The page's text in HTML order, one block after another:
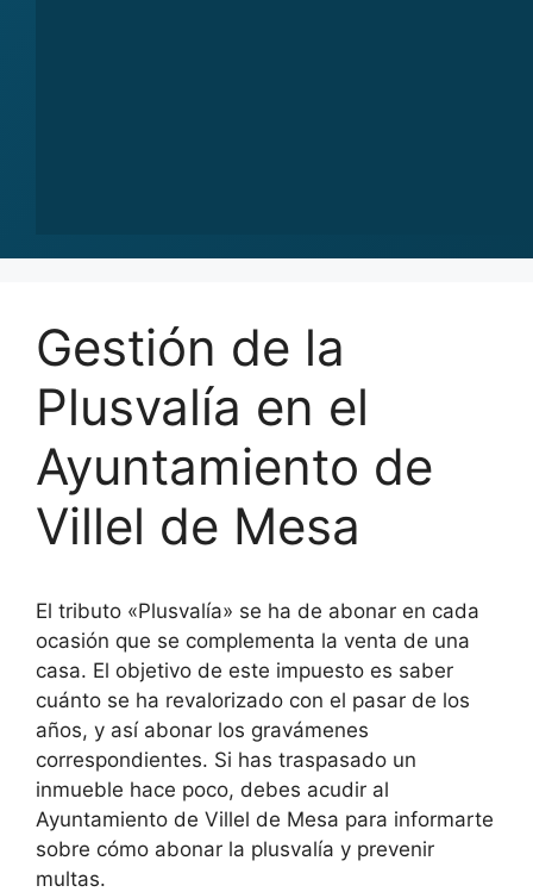
Gestión de la
Plusvalía en el
Ayuntamiento de
Villel de Mesa
El tributo «Plusvalía» se ha de abonar en cada
ocasión que se complementa la venta de una
casa. El objetivo de este impuesto es saber
cuánto se ha revalorizado con el pasar de los
años, y así abonar los gravámenes
correspondientes. Si has traspasado un
inmueble hace poco, debes acudir al
Ayuntamiento de Villel de Mesa para informarte
sobre cómo abonar la plusvalía y prevenir
multas.